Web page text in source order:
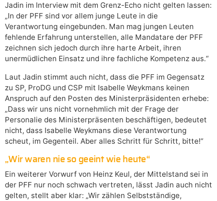
Jadin im Interview mit dem Grenz-Echo nicht gelten lassen:
„In der PFF sind vor allem junge Leute in die
Verantwortung eingebunden. Man mag jungen Leuten
fehlende Erfahrung unterstellen, alle Mandatare der PFF
zeichnen sich jedoch durch ihre harte Arbeit, ihren
unermüdlichen Einsatz und ihre fachliche Kompetenz aus.“
Laut Jadin stimmt auch nicht, dass die PFF im Gegensatz
zu SP, ProDG und CSP mit Isabelle Weykmans keinen
Anspruch auf den Posten des Ministerpräsidenten erhebe:
„Dass wir uns nicht vornehmlich mit der Frage der
Personalie des Ministerpräsenten beschäftigen, bedeutet
nicht, dass Isabelle Weykmans diese Verantwortung
scheut, im Gegenteil. Aber alles Schritt für Schritt, bitte!“
„Wir waren nie so geeint wie heute“
Ein weiterer Vorwurf von Heinz Keul, der Mittelstand sei in
der PFF nur noch schwach vertreten, lässt Jadin auch nicht
gelten, stellt aber klar: „Wir zählen Selbstständige,